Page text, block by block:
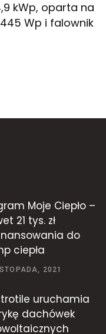
kWp, oparta na
445 Wp i falownik
Moje Ciepło –
21 tys. zł
do
ciepła
2021
uruchamia
dachówek